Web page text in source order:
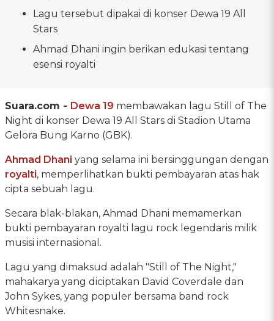
Lagu tersebut dipakai di konser Dewa 19 All
Stars
Ahmad Dhani ingin berikan edukasi tentang
esensi royalti
Suara.com - Dewa 19 membawakan lagu Still of The
Night di konser Dewa 19 All Stars di Stadion Utama
Gelora Bung Karno (GBK).
Ahmad Dhani yang selama ini bersinggungan dengan
royalti, memperlihatkan bukti pembayaran atas hak
cipta sebuah lagu.
Secara blak-blakan, Ahmad Dhani memamerkan
bukti pembayaran royalti lagu rock legendaris milik
musisi internasional.
Lagu yang dimaksud adalah "Still of The Night,"
mahakarya yang diciptakan David Coverdale dan
John Sykes, yang populer bersama band rock
Whitesnake.